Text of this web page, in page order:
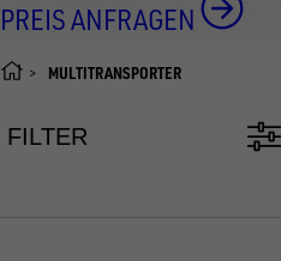
PREIS ANFRAGEN
MULTITRANSPORTER
FILTER